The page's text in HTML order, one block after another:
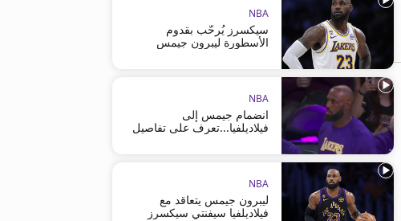
NBA
سيكسرز يُرحّب بقدوم
الأسطورة ليبرون جيمس
NBA
انضمام جيمس إلى
فيلاديلفيا...تعرف على تفاصيل
NBA
ليبرون جيمس يتعاقد مع
فيلاديلفيا سيفنتي سيكسرز